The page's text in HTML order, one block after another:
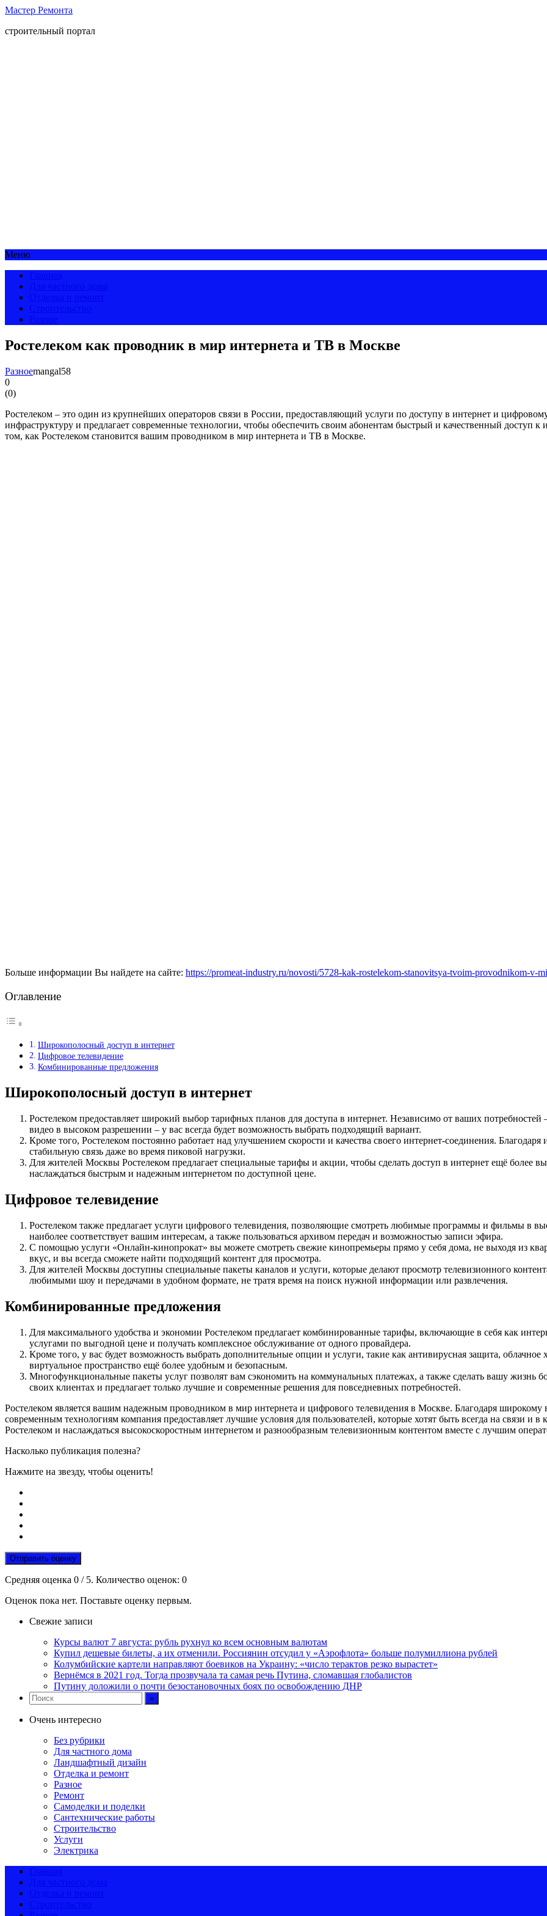
Мастер Ремонта
строительный портал
Меню
Ростелеком как проводник в мир интернета и ТВ в Москве
Разноеmangal58
0
(0)
Ростелеком – это один из крупнейших операторов связи в России, предоставляющий услуги по доступу в интернет и
инфраструктуру и предлагает современные технологии, чтобы обеспечить своим абонентам быстрый и качественный доступ
том, как Ростелеком становится вашим проводником в мир интернета и ТВ в Москве.
Больше информации Вы найдете на сайте: https://promeat-industry.ru/novosti/5728-kak-rostelekom-stanovitsya-tvoim-provodnikom-v-
Оглавление
Широкополосный доступ в интернет
Цифровое телевидение
Комбинированные предложения
Широкополосный доступ в интернет
Ростелеком предоставляет широкий выбор тарифных планов для доступа в интернет. Независимо от ваших
видео в высоком разрешении – у вас всегда будет возможность выбрать подходящий вариант.
Кроме того, Ростелеком постоянно работает над улучшением скорости и качества своего интернет-соединения.
стабильную связь даже во время пиковой нагрузки.
Для жителей Москвы Ростелеком предлагает специальные тарифы и акции, чтобы сделать доступ в интернет ещё
наслаждаться быстрым и надежным интернетом по доступной цене.
Цифровое телевидение
Ростелеком также предлагает услуги цифрового телевидения, позволяющие смотреть любимые программы и фильмы в
наиболее соответствует вашим интересам, а также пользоваться архивом передач и возможностью записи эфира.
С помощью услуги «Онлайн-кинопрокат» вы можете смотреть свежие кинопремьеры прямо у себя дома, не выходя из
вкус, и вы всегда сможете найти подходящий контент для просмотра.
Для жителей Москвы доступны специальные пакеты каналов и услуги, которые делают просмотр телевизионного
любимыми шоу и передачами в удобном формате, не тратя время на поиск нужной информации или развлечения.
Комбинированные предложения
Для максимального удобства и экономии Ростелеком предлагает комбинированные тарифы, включающие в себя как
услугами по выгодной цене и получать комплексное обслуживание от одного провайдера.
Кроме того, у вас будет возможность выбрать дополнительные опции и услуги, такие как антивирусная защита,
виртуальное пространство ещё более удобным и безопасным.
Многофункциональные пакеты услуг позволят вам сэкономить на коммунальных платежах, а также сделать вашу жизнь
своих клиентах и предлагает только лучшие и современные решения для повседневных потребностей.
Ростелеком является вашим надежным проводником в мир интернета и цифрового телевидения в Москве. Благодаря
современным технологиям компания предоставляет лучшие условия для пользователей, которые хотят быть всегда на связи и
Ростелеком и наслаждаться высокоскоростным интернетом и разнообразным телевизионным контентом вместе с лучшим
Насколько публикация полезна?
Нажмите на звезду, чтобы оценить!
Отправить оценку
Средняя оценка 0 / 5. Количество оценок: 0
Оценок пока нет. Поставьте оценку первым.
Свежие записи
Курсы валют 7 августа: рубль рухнул ко всем основным валютам
Купил дешевые билеты, а их отменили. Россиянин отсудил у «Аэрофлота» больше полумиллиона рублей
Колумбийские картели направляют боевиков на Украину: «число терактов резко вырастет»
Вернёмся в 2021 год. Тогда прозвучала та самая речь Путина, сломавшая глобалистов
Путину доложили о почти безостановочных боях по освобождению ДНР
Очень интересно
Без рубрики
Для частного дома
Ландшафтный дизайн
Отделка и ремонт
Разное
Ремонт
Самоделки и поделки
Сантехнические работы
Строительство
Услуги
Электрика